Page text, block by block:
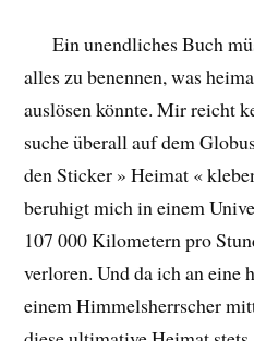
Ein unendliches Buch
alles zu benennen, was
auslösen könnte. Mir reicht
suche überall auf dem
den Sticker » Heimat «
beruhigt mich in einem
107 000 Kilometern pro
verloren. Und da ich an
einem Himmelsherrscher